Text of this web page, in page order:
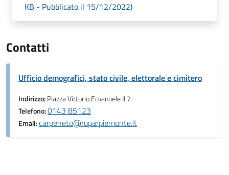
KB - Pubblicato il 15/12/2022)
Contatti
Ufficio demografici, stato civile, elettorale e cimitero
Indirizzo:Piazza Vittorio Emanuele II 7
Telefono:0143 85123
Email:carpeneto@ruparpiemonte.it